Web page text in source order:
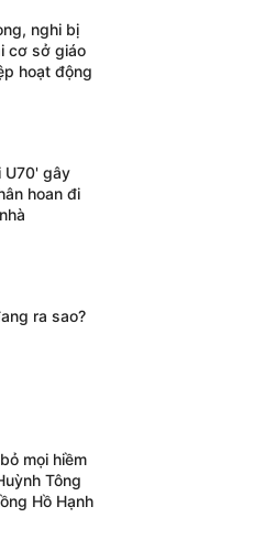
nghi bị
cơ sở giáo
hoạt động
U70' gây
hoan đi
ra sao?
mọi hiềm
Tông
Hồ Hạnh